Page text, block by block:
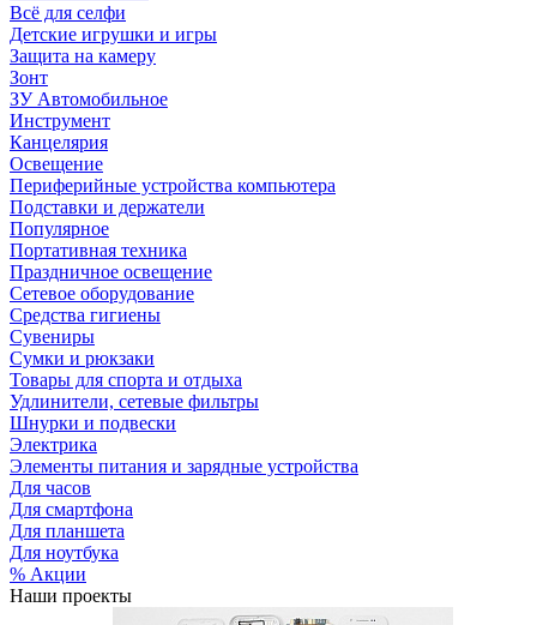
Всё для селфи
Детские игрушки и игры
Защита на камеру
Зонт
ЗУ Автомобильное
Инструмент
Канцелярия
Освещение
Периферийные устройства компьютера
Подставки и держатели
Популярное
Портативная техника
Праздничное освещение
Сетевое оборудование
Средства гигиены
Сувениры
Сумки и рюкзаки
Товары для спорта и отдыха
Удлинители, сетевые фильтры
Шнурки и подвески
Электрика
Элементы питания и зарядные устройства
Для часов
Для смартфона
Для планшета
Для ноутбука
% Акции
Наши проекты